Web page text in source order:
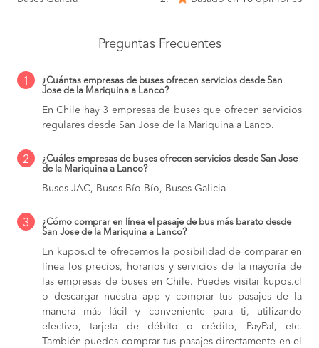
Preguntas Frecuentes
1
¿Cuántas empresas de buses ofrecen servicios desde San
Jose de la Mariquina a Lanco?
En Chile hay 3 empresas de buses que ofrecen servicios
regulares desde San Jose de la Mariquina a Lanco.
2
¿Cuáles empresas de buses ofrecen servicios desde San Jose
de la Mariquina a Lanco?
Buses JAC, Buses Bío Bío, Buses Galicia
3
¿Cómo comprar en línea el pasaje de bus más barato desde
San Jose de la Mariquina a Lanco?
En kupos.cl te ofrecemos la posibilidad de comparar en
línea los precios, horarios y servicios de la mayoría de
las empresas de buses en Chile. Puedes visitar kupos.cl
o descargar nuestra app y comprar tus pasajes de la
manera más fácil y conveniente para ti, utilizando
efectivo, tarjeta de débito o crédito, PayPal, etc.
También puedes comprar tus pasajes directamente en el